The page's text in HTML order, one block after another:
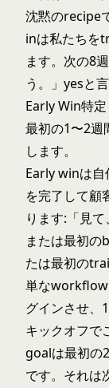
沈黙のrecipe
inは私たちを
ます。次の8
う。」yesと
Early Win特定
最初の1〜2
します。
Early winは
を完了して顧
ります:「見
または最初
たは最初の
単なworkflow
グインさせ、
キックオフで
goalは最初の
です。それは